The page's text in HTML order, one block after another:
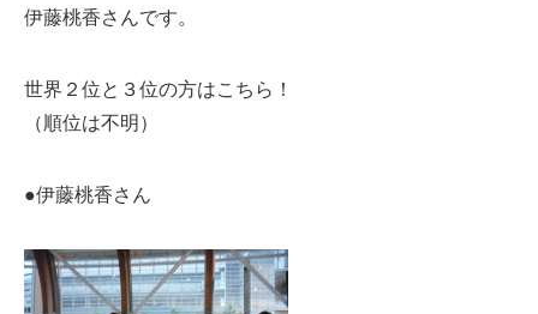
伊藤桃香さんです。
世界２位と３位の方はこちら！
（順位は不明）
●伊藤桃香さん